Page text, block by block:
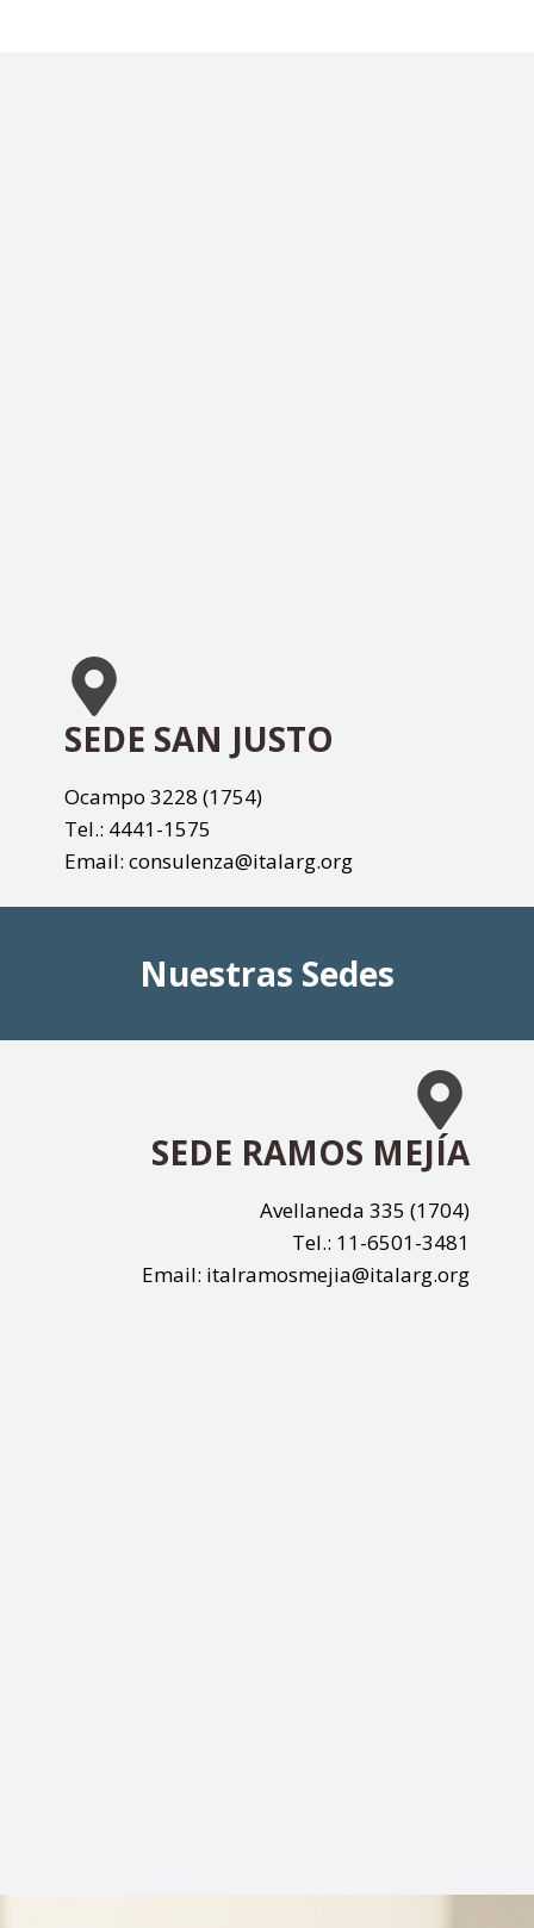
SEDE SAN JUSTO
Ocampo 3228 (1754)
Tel.: 4441-1575
Email: consulenza@italarg.org
Nuestras Sedes
SEDE RAMOS MEJÍA
Avellaneda 335 (1704)
Tel.: 11-6501-3481
Email: italramosmejia@italarg.org